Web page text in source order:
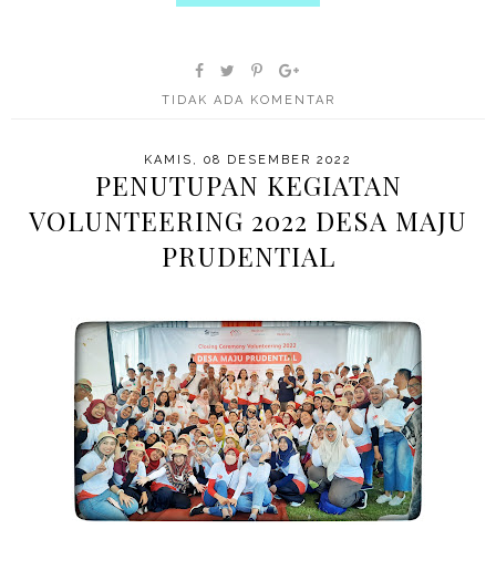
TIDAK ADA KOMENTAR
KAMIS, 08 DESEMBER 2022
PENUTUPAN KEGIATAN
VOLUNTEERING 2022 DESA MAJU
PRUDENTIAL